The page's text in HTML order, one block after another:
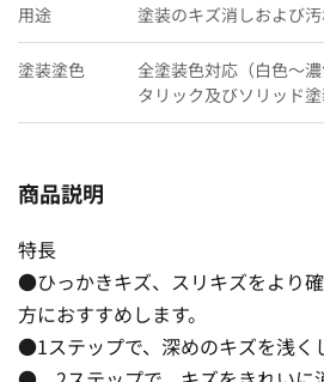
用途 塗装のキズ消しおよび汚
塗装塗色
全塗装色対応（白色〜
タリック及びソリッド塗
商品説明
特長
●ひっかきキズ、スリキズをより
方におすすめします。
●1ステップで、深めのキズを浅く